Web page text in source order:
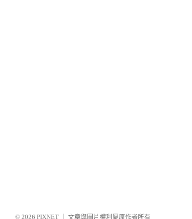
© 2026 PIXNET 文章與圖片權利屬原作者所有